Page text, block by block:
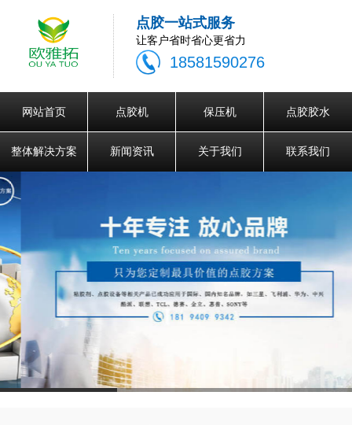
点胶一站式服务
让客户省时省心更省力
18581590276
网站首页 点胶机 保压机 点胶胶水
整体解决方案 新闻资讯 关于我们 联系我们